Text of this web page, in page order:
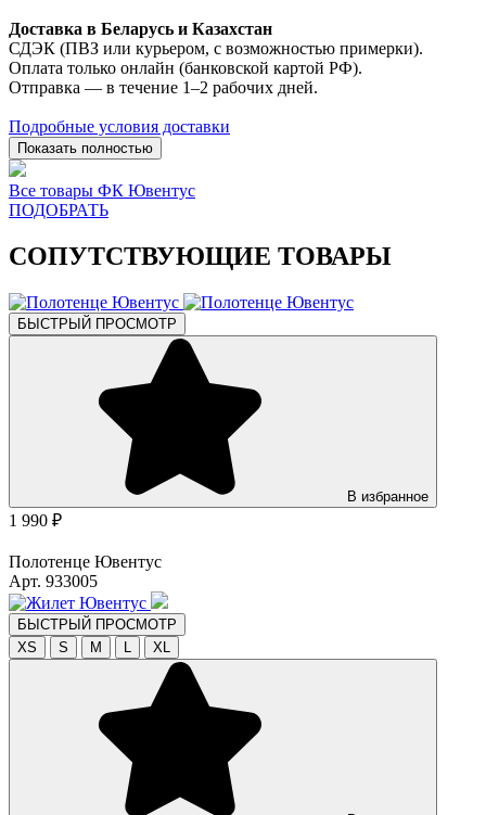
Доставка в Беларусь и Казахстан
СДЭК (ПВЗ или курьером, с возможностью примерки).
Оплата только онлайн (банковской картой РФ).
Отправка — в течение 1–2 рабочих дней.
Подробные условия доставки
Показать полностью
Все товары ФК Ювентус
ПОДОБРАТЬ
СОПУТСТВУЮЩИЕ ТОВАРЫ
БЫСТРЫЙ ПРОСМОТР
В избранное
1 990 ₽
Полотенце Ювентус
Арт. 933005
БЫСТРЫЙ ПРОСМОТР
XS
S M L XL